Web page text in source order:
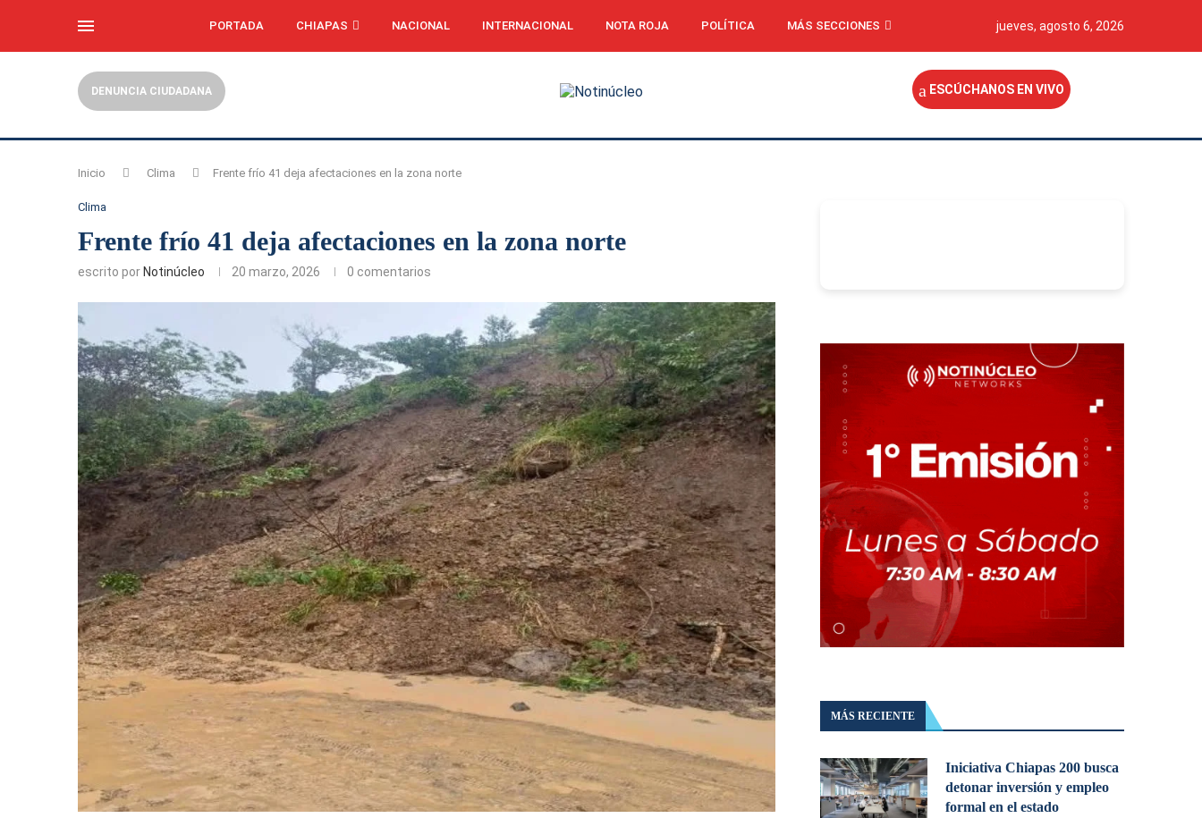
PORTADA CHIAPAS NACIONAL INTERNACIONAL NOTA ROJA POLÍTICA MÁS SECCIONES jueves, agosto 6, 2026
DENUNCIA CIUDADANA ESCÚCHANOS EN VIVO
Inicio Clima Frente frío 41 deja afectaciones en la zona norte
Clima
Frente frío 41 deja afectaciones en la zona norte
escrito por Notinúcleo 20 marzo, 2026 0 comentarios
MÁS RECIENTE
Iniciativa Chiapas 200 busca
detonar inversión y empleo
formal en el estado